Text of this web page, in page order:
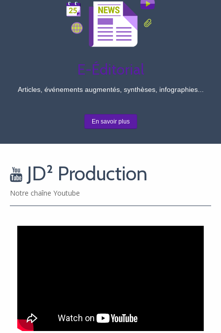
E-Éditorial
Articles, événements augmentés, synthèses, infographies...
En savoir plus
JD² Production
Notre chaîne Youtube